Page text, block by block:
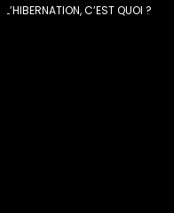
L’HIBERNATION, C’EST QUOI ?